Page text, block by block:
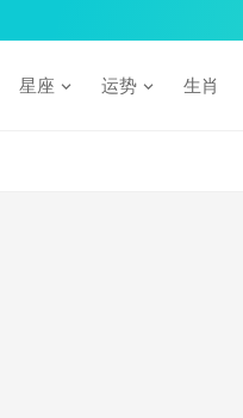
星座 运势 生肖